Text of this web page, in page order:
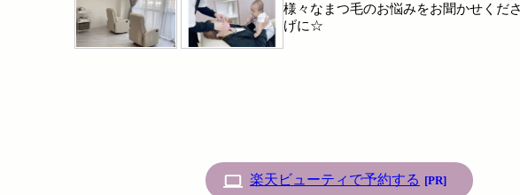
様々なまつ毛のお悩みをお聞かせくだ
げに☆
楽天ビューティで予約する [PR]